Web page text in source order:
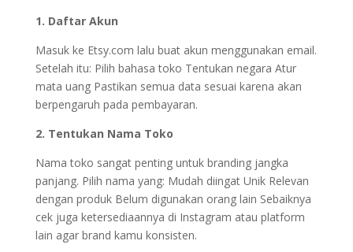
1. Daftar Akun
Masuk ke Etsy.com lalu buat akun menggunakan email.
Setelah itu: Pilih bahasa toko Tentukan negara Atur
mata uang Pastikan semua data sesuai karena akan
berpengaruh pada pembayaran.
2. Tentukan Nama Toko
Nama toko sangat penting untuk branding jangka
panjang. Pilih nama yang: Mudah diingat Unik Relevan
dengan produk Belum digunakan orang lain Sebaiknya
cek juga ketersediaannya di Instagram atau platform
lain agar brand kamu konsisten.